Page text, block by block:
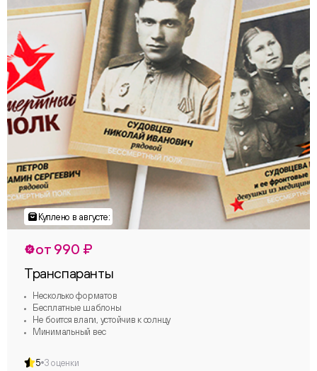
от 990 ₽
Транспаранты
Несколько форматов
Бесплатные шаблоны
Не боится влаги, устойчив к солнцу
Минимальный вес
5 3 оценки